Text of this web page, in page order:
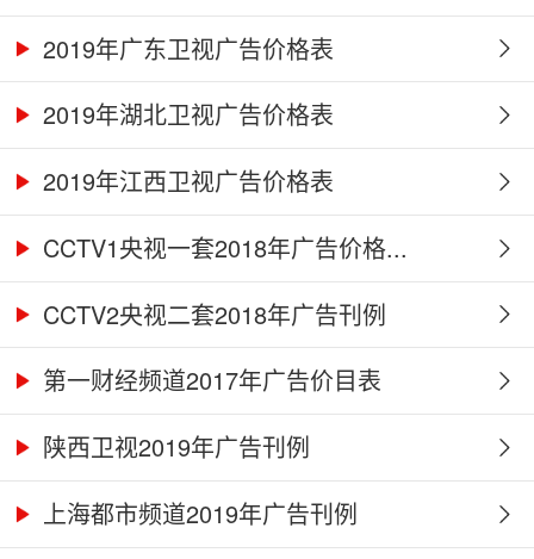
2019年广东卫视广告价格表
2019年湖北卫视广告价格表
2019年江西卫视广告价格表
CCTV1央视一套2018年广告价格...
CCTV2央视二套2018年广告刊例
第一财经频道2017年广告价目表
陕西卫视2019年广告刊例
上海都市频道2019年广告刊例